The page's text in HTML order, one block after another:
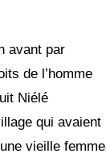
avant par
de l’homme
Niélé
qui avaient
vieille femme